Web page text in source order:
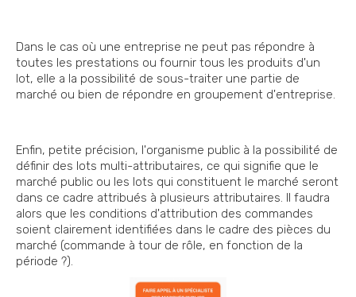
Dans le cas où une entreprise ne peut pas répondre à
toutes les prestations ou fournir tous les produits d'un
lot, elle a la possibilité de sous-traiter une partie de
marché ou bien de répondre en groupement d'entreprise.
Enfin, petite précision, l'organisme public à la possibilité de
définir des lots multi-attributaires, ce qui signifie que le
marché public ou les lots qui constituent le marché seront
dans ce cadre attribués à plusieurs attributaires. Il faudra
alors que les conditions d'attribution des commandes
soient clairement identifiées dans le cadre des pièces du
marché (commande à tour de rôle, en fonction de la
période ?).